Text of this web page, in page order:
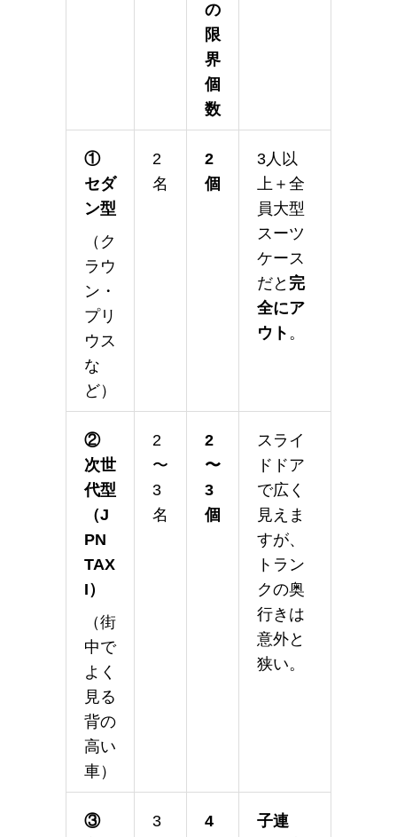
の
限
界
個
数
①
セダ
ン型
（ク
ラウ
ン・
プリ
ウス
な
ど）
2
名
2
個
3人以
上＋全
員大型
スーツ
ケース
だと 完
全にア
ウト 。
②
次世
代型
（J
PN
TAX
I）
（街
中で
よく
見る
背の
高い
車）
2
〜
3
名
2
〜
3
個
スライ
ドドア
で広く
見えま
すが、
トラン
クの奥
行きは
意外と
狭い。
③ 3 4 子連